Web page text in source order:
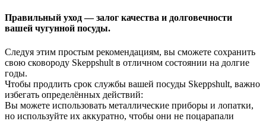
Правильный уход — залог качества и долговечности
вашей чугунной посуды.
Следуя этим простым рекомендациям, вы сможете сохранить
свою сковороду Skeppshult в отличном состоянии на долгие
годы.
Чтобы продлить срок службы вашей посуды Skeppshult, важно
избегать определённых действий:
Вы можете использовать металлические приборы и лопатки,
но используйте их аккуратно, чтобы они не поцарапали